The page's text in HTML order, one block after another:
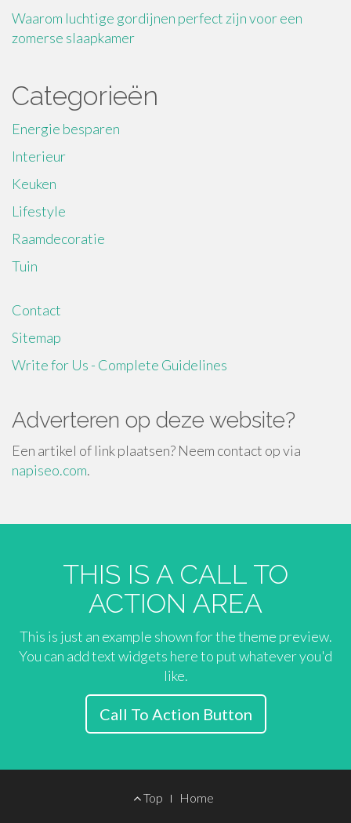
Waarom luchtige gordijnen perfect zijn voor een
zomerse slaapkamer
Categorieën
Energie besparen
Interieur
Keuken
Lifestyle
Raamdecoratie
Tuin
Contact
Sitemap
Write for Us - Complete Guidelines
Adverteren op deze website?
Een artikel of link plaatsen? Neem contact op via
napiseo.com.
THIS IS A CALL TO
ACTION AREA
This is just an example shown for the theme preview.
You can add text widgets here to put whatever you'd
like.
Call To Action Button
Top Home